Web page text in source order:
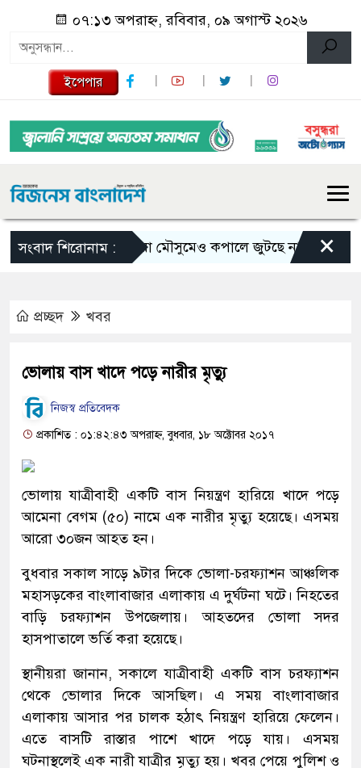
০৭:১৩ অপরাহ্ন, রবিবার, ০৯ অগাস্ট ২০২৬
ইপেপার
সংবাদ শিরোনাম :ভরা মৌসুমেও কপালে জুটছে না ইলিশ, দাম
×
প্রচ্ছদ খবর
ভোলায় বাস খাদে পড়ে নারীর মৃত্যু
নিজস্ব প্রতিবেদক
প্রকাশিত : ০১:৪২:৪৩ অপরাহ্ন, বুধবার, ১৮ অক্টোবর ২০১৭
ভোলায় যাত্রীবাহী একটি বাস নিয়ন্ত্রণ হারিয়ে খাদে পড়ে
আমেনা বেগম (৫০) নামে এক নারীর মৃত্যু হয়েছে। এসময়
আরো ৩০জন আহত হন।
বুধবার সকাল সাড়ে ৯টার দিকে ভোলা-চরফ্যাশন আঞ্চলিক
মহাসড়কের বাংলাবাজার এলাকায় এ দুর্ঘটনা ঘটে। নিহতের
বাড়ি চরফ্যাশন উপজেলায়। আহতদের ভোলা সদর
হাসপাতালে ভর্তি করা হয়েছে।
স্থানীয়রা জানান, সকালে যাত্রীবাহী একটি বাস চরফ্যাশন
থেকে ভোলার দিকে আসছিল। এ সময় বাংলাবাজার
এলাকায় আসার পর চালক হঠাৎ নিয়ন্ত্রণ হারিয়ে ফেলেন।
এতে বাসটি রাস্তার পাশে খাদে পড়ে যায়। এসময়
ঘটনাস্থলেই এক নারী যাত্রীর মৃত্যু হয়। খবর পেয়ে পুলিশ ও